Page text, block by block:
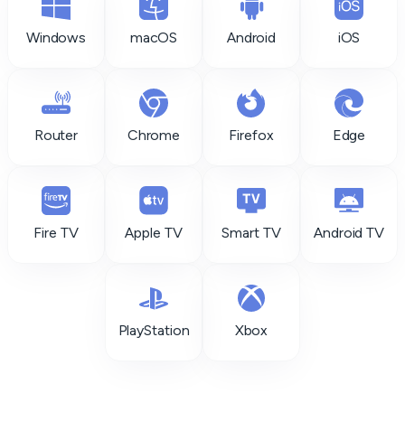
Windows macOS Android iOS
Router Chrome Firefox Edge
Fire TV Apple TV Smart TV Android TV
PlayStation Xbox